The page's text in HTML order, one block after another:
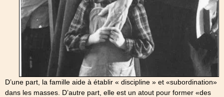
D’une part, la famille aide à établir « discipline » et «subordination»
dans les masses. D’autre part, elle est un atout pour former «des